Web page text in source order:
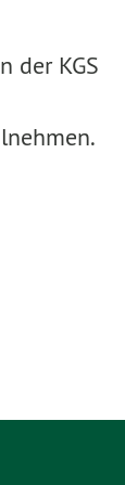
der KGS